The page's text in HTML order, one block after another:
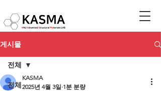
게시물
전체
전체
KASMA
2025년 4월 3일 1분 분량